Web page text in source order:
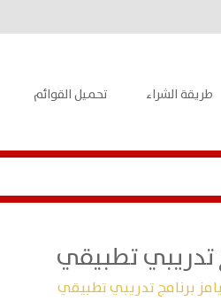
طريقة الشراء تحميل القوائم
تدريبي تطبيقي
برنامج تدريبي تطبيقي